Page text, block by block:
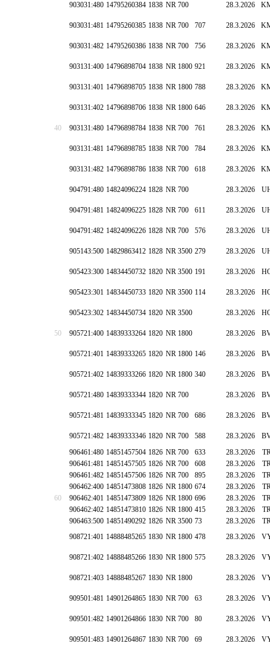
903031:480 14795260384 1838 NR 700 28.3.2026
903031:481 14795260385 1838 NR 700 707 28.3.2026
903031:482 14795260386 1838 NR 700 756 28.3.2026
903131:400 14796898704 1838 NR 1800 921 28.3.2026
903131:401 14796898705 1838 NR 1800 788 28.3.2026
903131:402 14796898706 1838 NR 1800 646 28.3.2026
40 903131:480 14796898784 1838 NR 700 761 28.3.2026
903131:481 14796898785 1838 NR 700 784 28.3.2026
903131:482 14796898786 1838 NR 700 618 28.3.2026
904791:480 14824096224 1828 NR 700 28.3.2026
904791:481 14824096225 1828 NR 700 611 28.3.2026
904791:482 14824096226 1828 NR 700 576 28.3.2026
905143:500 14829863412 1828 NR 3500 279 28.3.2026
905423:300 14834450732 1820 NR 3500 191 28.3.2026
905423:301 14834450733 1820 NR 3500 114 28.3.2026
905423:302 14834450734 1820 NR 3500 28.3.2026
50 905721:400 14839333264 1820 NR 1800 28.3.2026
905721:401 14839333265 1820 NR 1800 146 28.3.2026
905721:402 14839333266 1820 NR 1800 340 28.3.2026
905721:480 14839333344 1820 NR 700 28.3.2026
905721:481 14839333345 1820 NR 700 686 28.3.2026
905721:482 14839333346 1820 NR 700 588 28.3.2026
906461:480 14851457504 1826 NR 700 633 28.3.2026
906461:481 14851457505 1826 NR 700 608 28.3.2026
906461:482 14851457506 1826 NR 700 895 28.3.2026
906462:400 14851473808 1826 NR 1800 674 28.3.2026
60
906462:401 14851473809 1826 NR 1800 696 28.3.2026
906462:402 14851473810 1826 NR 1800 415 28.3.2026
906463:500 14851490292 1826 NR 3500 73 28.3.2026
908721:401 14888485265 1830 NR 1800 478 28.3.2026
908721:402 14888485266 1830 NR 1800 575 28.3.2026
908721:403 14888485267 1830 NR 1800 28.3.2026
909501:481 14901264865 1830 NR 700 63 28.3.2026
909501:482 14901264866 1830 NR 700 80 28.3.2026
909501:483 14901264867 1830 NR 700 69 28.3.2026